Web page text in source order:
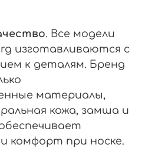
. Все модели
изготавливаются с
к деталям. Бренд
материалы,
кожа, замша и
комфорт при носке.